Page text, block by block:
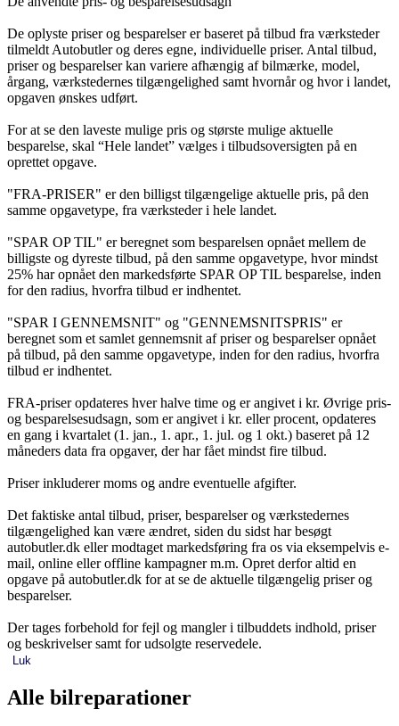
De oplyste priser og besparelser er baseret på tilbud fra værksteder
tilmeldt Autobutler og deres egne, individuelle priser. Antal tilbud,
priser og besparelser kan variere afhængig af bilmærke, model,
årgang, værkstedernes tilgængelighed samt hvornår og hvor i landet,
opgaven ønskes udført.
For at se den laveste mulige pris og største mulige aktuelle
besparelse, skal “Hele landet” vælges i tilbudsoversigten på en
oprettet opgave.
"FRA-PRISER" er den billigst tilgængelige aktuelle pris, på den
samme opgavetype, fra værksteder i hele landet.
"SPAR OP TIL" er beregnet som besparelsen opnået mellem de
billigste og dyreste tilbud, på den samme opgavetype, hvor mindst
25% har opnået den markedsførte SPAR OP TIL besparelse, inden
for den radius, hvorfra tilbud er indhentet.
"SPAR I GENNEMSNIT" og "GENNEMSNITSPRIS" er
beregnet som et samlet gennemsnit af priser og besparelser opnået
på tilbud, på den samme opgavetype, inden for den radius, hvorfra
tilbud er indhentet.
FRA-priser opdateres hver halve time og er angivet i kr. Øvrige pris-
og besparelsesudsagn, som er angivet i kr. eller procent, opdateres
en gang i kvartalet (1. jan., 1. apr., 1. jul. og 1 okt.) baseret på 12
måneders data fra opgaver, der har fået mindst fire tilbud.
Priser inkluderer moms og andre eventuelle afgifter.
Det faktiske antal tilbud, priser, besparelser og værkstedernes
tilgængelighed kan være ændret, siden du sidst har besøgt
autobutler.dk eller modtaget markedsføring fra os via eksempelvis e-
mail, online eller offline kampagner m.m. Opret derfor altid en
opgave på autobutler.dk for at se de aktuelle tilgængelig priser og
besparelser.
Der tages forbehold for fejl og mangler i tilbuddets indhold, priser
og beskrivelser samt for udsolgte reservedele.
Luk
Alle bilreparationer